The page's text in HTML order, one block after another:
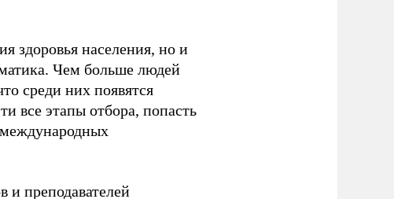
здоровья населения, но и
Чем больше людей
среди них появятся
все этапы отбора, попасть
и преподавателей